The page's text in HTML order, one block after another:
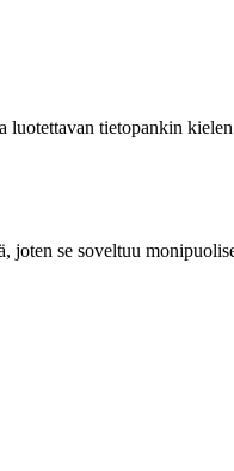
luotettavan tietopankin
joten se soveltuu